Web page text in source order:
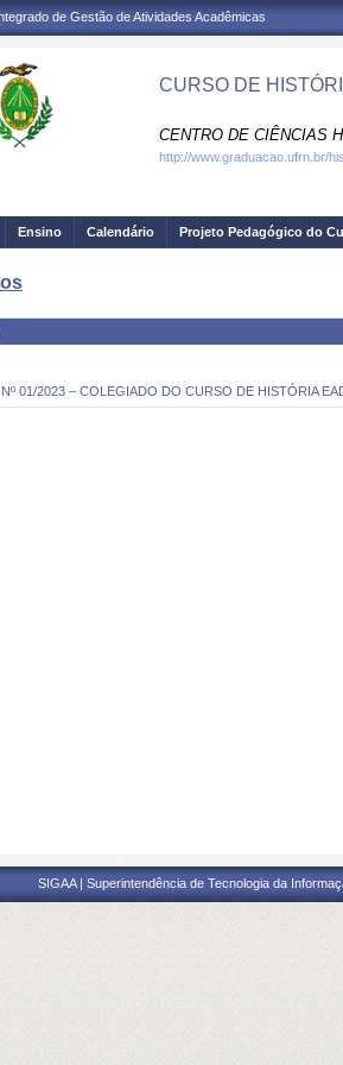
de Gestão de Atividades Acadêmicas
CURSO DE
CENTRO DE CIÊNCIAS
http://www.graduacao.ufrn.br/
Ensino Calendário Projeto Pedagógico do
01/2023 – COLEGIADO DO CURSO DE HISTÓRIA
SIGAA | Superintendência de Tecnologia da